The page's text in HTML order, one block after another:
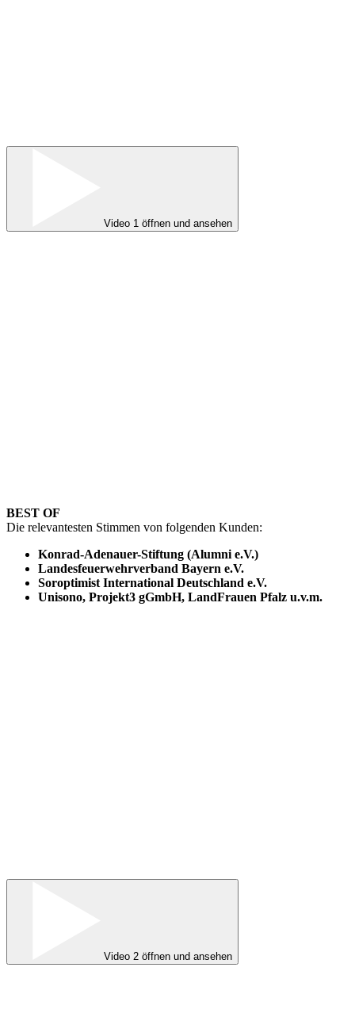
Video 1 öffnen und ansehen
BEST OF
Die relevantesten Stimmen von folgenden Kunden:
Konrad-Adenauer-Stiftung (Alumni e.V.)
Landesfeuerwehrverband Bayern e.V.
Soroptimist International Deutschland e.V.
Unisono, Projekt3 gGmbH, LandFrauen Pfalz u.v.m.
Video 2 öffnen und ansehen